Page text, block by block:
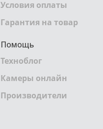
Условия оплаты
Гарантия на товар
Помощь
Техноблог
Камеры онлайн
Производители